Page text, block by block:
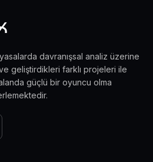
davranışsal analiz üzerine
geliştirdikleri farklı projeleri ile
güçlü bir oyuncu olma